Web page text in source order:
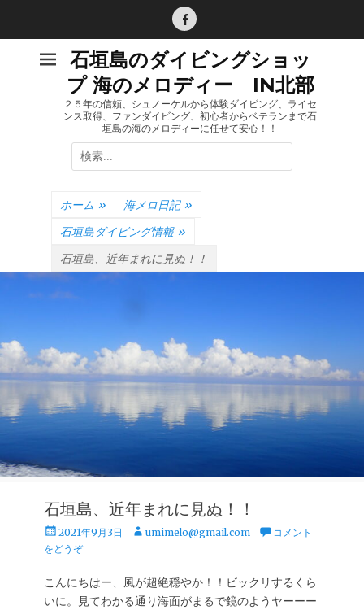
Facebook
石垣島のダイビングショッ
プ 海のメロディー IN北部
２５年の信頼、シュノーケルから体験ダイビング、ライセ
ンス取得、ファンダイビング、初心者からベテランまで石
垣島の海のメロディーに任せて安心！！
検
索:
ホーム » 海メロ日記 »
石垣島ダイビング情報 »
石垣島、近年まれに見ぬ！！
石垣島、近年まれに見ぬ！！
投
稿
2021年9月3日
投 umimelo@gmail.com
コメント
をどうぞ
こんにちはー、風が超絶穏やか！！ビックリするくら
いに。見てわかる通り海面がまるで鏡のようヤーーー